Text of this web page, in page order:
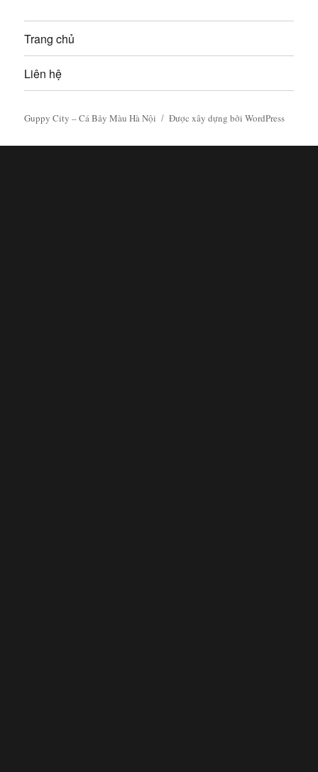
Trang chủ
Liên hệ
Guppy City – Cá Bảy Màu Hà Nội Được xây dựng bởi WordPress